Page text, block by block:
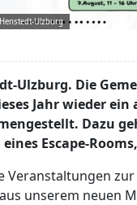
Ulzburg
Ulzburg. Die
Jahr wieder
Dazu
eines Escape-
Veranstaltungen
unserem neuen